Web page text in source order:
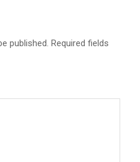
published. Required fields